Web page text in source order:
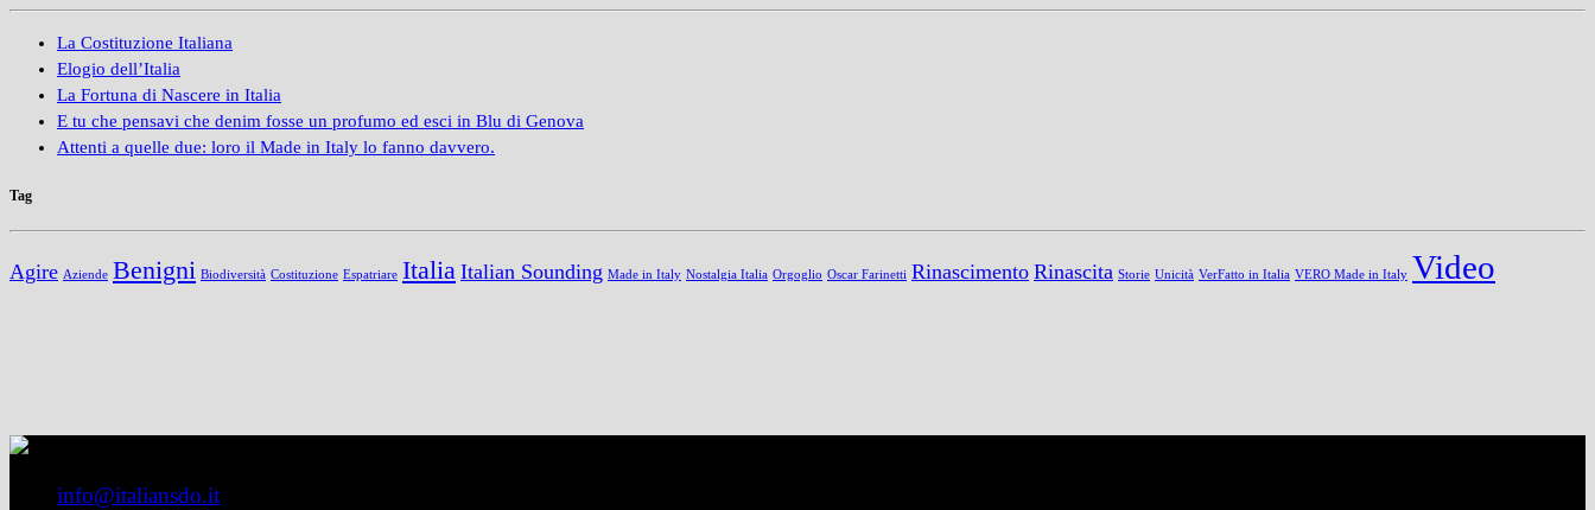
La Costituzione Italiana
Elogio dell’Italia
La Fortuna di Nascere in Italia
E tu che pensavi che denim fosse un profumo ed esci in Blu di Genova
Attenti a quelle due: loro il Made in Italy lo fanno davvero.
Tag
Agire Aziende Benigni Biodiversità Costituzione Espatriare Italia Italian Sounding Made in Italy Nostalgia Italia Orgoglio Oscar Farinetti Rinascimento Rinascita Storie Unicità VerFatto in Italia VERO Made in Italy Video
info@italiansdo.it